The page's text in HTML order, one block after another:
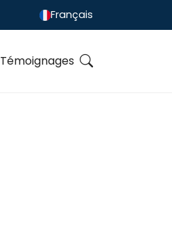
Français
Témoignages